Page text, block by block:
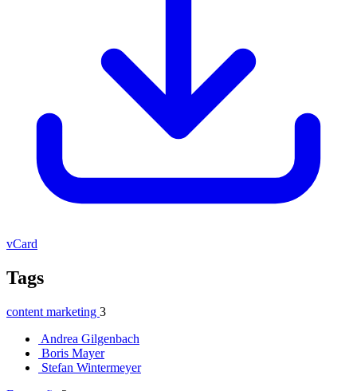
vCard
Tags
content marketing 3
Andrea Gilgenbach
Boris Mayer
Stefan Wintermeyer